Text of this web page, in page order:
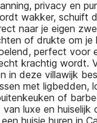
privacy en
wakker, schuift
naar je eigen
of drukte om je
perfect voor
krachtig wordt.
in deze villawijk
met ligbedden,
of
luxe en huiselijk
huisje huren in